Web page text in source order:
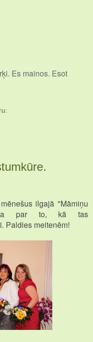
Es mainos. Esot
ilgajā "Māmiņu
par to, kā tas
Paldies meitenēm!